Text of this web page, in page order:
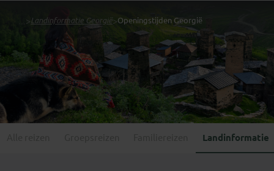
> Landinformatie Georgië>Openingstijden Georgië
Landinformatie